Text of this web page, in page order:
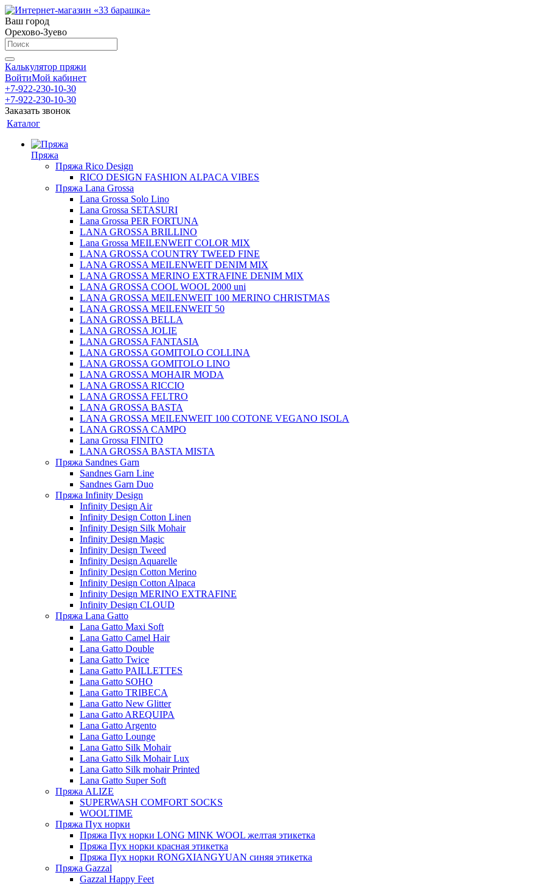
Ваш город
Орехово-Зуево
Калькулятор пряжи
ВойтиМой кабинет
+7-922-230-10-30
+7-922-230-10-30
Заказать звонок
Каталог
Пряжа
Пряжа Rico Design
RICO DESIGN FASHION ALPACA VIBES
Пряжа Lana Grossa
Lana Grossa Solo Lino
Lana Grossa SETASURI
Lana Grossa PER FORTUNA
LANA GROSSA BRILLINO
Lana Grossa MEILENWEIT COLOR MIX
LANA GROSSA COUNTRY TWEED FINE
LANA GROSSA MEILENWEIT DENIM MIX
LANA GROSSA MERINO EXTRAFINE DENIM MIX
LANA GROSSA COOL WOOL 2000 uni
LANA GROSSA MEILENWEIT 100 MERINO CHRISTMAS
LANA GROSSA MEILENWEIT 50
LANA GROSSA BELLA
LANA GROSSA JOLIE
LANA GROSSA FANTASIA
LANA GROSSA GOMITOLO COLLINA
LANA GROSSA GOMITOLO LINO
LANA GROSSA MOHAIR MODA
LANA GROSSA RICCIO
LANA GROSSA FELTRO
LANA GROSSA BASTA
LANA GROSSA MEILENWEIT 100 COTONE VEGANO ISOLA
LANA GROSSA CAMPO
Lana Grossa FINITO
LANA GROSSA BASTA MISTA
Пряжа Sandnes Garn
Sandnes Garn Line
Sandnes Garn Duo
Пряжа Infinity Design
Infinity Design Air
Infinity Design Cotton Linen
Infinity Design Silk Mohair
Infinity Design Magic
Infinity Design Tweed
Infinity Design Aquarelle
Infinity Design Cotton Merino
Infinity Design Cotton Alpaca
Infinity Design MERINO EXTRAFINE
Infinity Design CLOUD
Пряжа Lana Gatto
Lana Gatto Maxi Soft
Lana Gatto Camel Hair
Lana Gatto Double
Lana Gatto Twice
Lana Gatto PAILLETTES
Lana Gatto SOHO
Lana Gatto TRIBECA
Lana Gatto New Glitter
Lana Gatto AREQUIPA
Lana Gatto Argento
Lana Gatto Lounge
Lana Gatto Silk Mohair
Lana Gatto Silk Mohair Lux
Lana Gatto Silk mohair Printed
Lana Gatto Super Soft
Пряжа ALIZE
SUPERWASH COMFORT SOCKS
WOOLTIME
Пряжа Пух норки
Пряжа Пух норки LONG MINK WOOL желтая этикетка
Пряжа Пух норки красная этикетка
Пряжа Пух норки RONGXIANGYUAN синяя этикетка
Пряжа Gazzal
Gazzal Happy Feet